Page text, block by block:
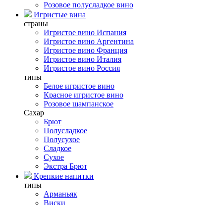
Розовое полусладкое вино
Игристые вина
страны
Игристое вино Испания
Игристое вино Аргентина
Игристое вино Франция
Игристое вино Италия
Игристое вино Россия
типы
Белое игристое вино
Красное игристое вино
Розовое шампанское
Сахар
Брют
Полусладкое
Полусухое
Сладкое
Сухое
Экстра Брют
Крепкие напитки
типы
Арманьяк
Виски